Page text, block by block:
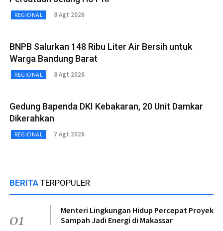
REGIONAL 8 Agt 2026
BNPB Salurkan 148 Ribu Liter Air Bersih untuk
Warga Bandung Barat
REGIONAL 8 Agt 2026
Gedung Bapenda DKI Kebakaran, 20 Unit Damkar
Dikerahkan
REGIONAL 7 Agt 2026
BERITA TERPOPULER
01
Menteri Lingkungan Hidup Percepat Proyek
Sampah Jadi Energi di Makassar